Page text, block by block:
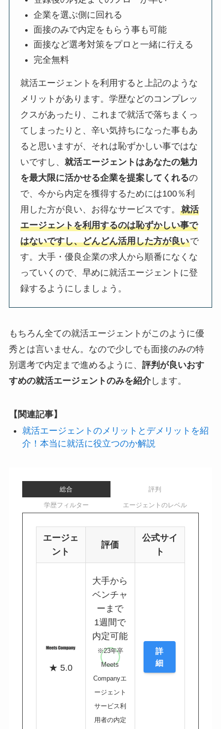
企業を選ぶ側に回れる
面接のみで内定をもらう事も可能
面接など選考対策をプロと一緒に行える
完全無料
就活エージェントを利用すると上記のような
メリットがあります。学歴などのコンプレッ
クスがあったり、これまで就活で落ちまくっ
てしまったりと、辛い気持ちになった事もあ
ると思いますが、それは恥ずかしい事ではな
いですし、就活エージェントはあなたの魅力
を最大限に活かせる企業を提案してくれるの
で、今から内定を獲得するためには100％利
用した方が良い、お得なサービスです。就活
エージェントを利用するのは恥ずかしい事で
はないですし、どんどん活用した方が良いで
す。大手・優良企業の求人から順番になくな
っていくので、早めに就活エージェントに登
録するようにしましょう。
もちろん全ての就活エージェントがこのように優
秀とは言いません。なので少しでも面接のみの特
別選考で内定まで進めるように、 評判が良いおす
すめの就活エージェントのみを紹介します。
【関連記事】
就活エージェントのメリットとデメリットを紹
介！本当に就活に役立つのか解説
総合 評判
学歴フィルター エージェントのレベル
エージェ
ント
評価
公式サイ
ト
★ 5.0
大手から
ベンチャ
ーまで
1週間で
内定可能
※23年卒
Meets
Companyエ
ージェント
サービス利
用者の内定
詳
細